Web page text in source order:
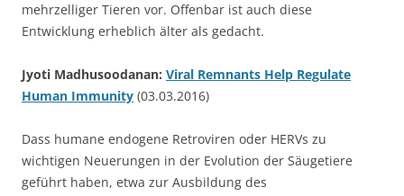
mehrzelliger Tieren vor. Offenbar ist auch diese
Entwicklung erheblich älter als gedacht.
Jyoti Madhusoodanan: Viral Remnants Help Regulate
Human Immunity (03.03.2016)
Dass humane endogene Retroviren oder HERVs zu
wichtigen Neuerungen in der Evolution der Säugetiere
geführt haben, etwa zur Ausbildung des